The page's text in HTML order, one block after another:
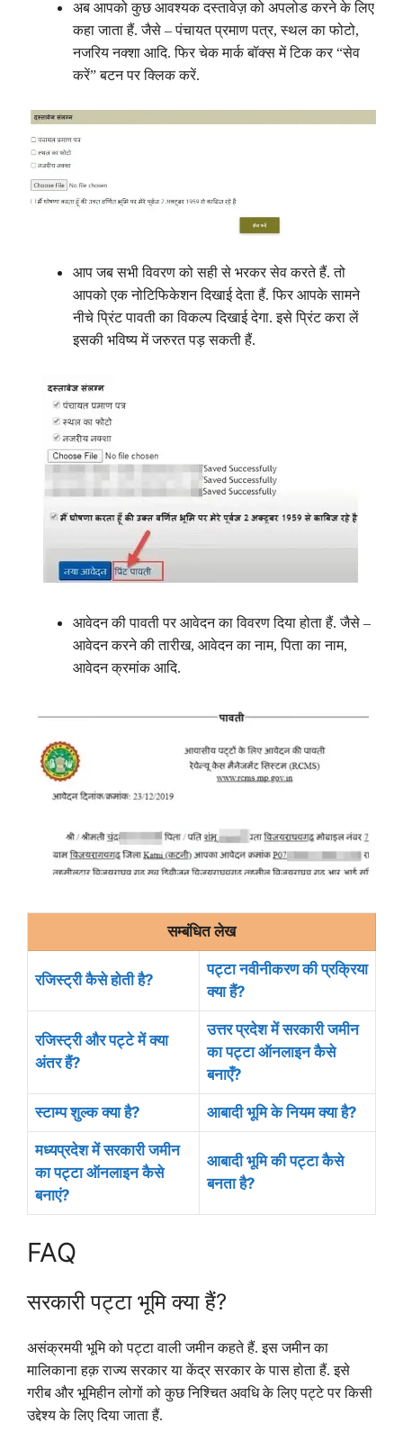
अब आपको कुछ आवश्यक दस्तावेज़ को अपलोड करने के लिए
कहा जाता हैं. जैसे – पंचायत प्रमाण पत्र, स्थल का फोटो,
नजरिय नक्शा आदि. फिर चेक मार्क बॉक्स में टिक कर “सेव
करें” बटन पर क्लिक करें.
आप जब सभी विवरण को सही से भरकर सेव करते हैं. तो
आपको एक नोटिफिकेशन दिखाई देता हैं. फिर आपके सामने
नीचे प्रिंट पावती का विकल्प दिखाई देगा. इसे प्रिंट करा लें
इसकी भविष्य में जरुरत पड़ सकती हैं.
आवेदन की पावती पर आवेदन का विवरण दिया होता हैं. जैसे –
आवेदन करने की तारीख, आवेदन का नाम, पिता का नाम,
आवेदन क्रमांक आदि.
सम्बंधित लेख
रजिस्ट्री कैसे होती है?
पट्टा नवीनीकरण की प्रक्रिया
क्या हैं?
रजिस्ट्री और पट्टे में क्या
अंतर हैं?
उत्तर प्रदेश में सरकारी जमीन
का पट्टा ऑनलाइन कैसे
बनाएँ?
स्टाम्प शुल्क क्या है? आबादी भूमि के नियम क्या है?
मध्यप्रदेश में सरकारी जमीन
का पट्टा ऑनलाइन कैसे
बनाएं?
आबादी भूमि की पट्टा कैसे
बनता है?
FAQ
सरकारी पट्टा भूमि क्या हैं?
असंक्रमयी भूमि को पट्टा वाली जमीन कहते हैं. इस जमीन का
मालिकाना हक़ राज्य सरकार या केंद्र सरकार के पास होता हैं. इसे
गरीब और भूमिहीन लोगों को कुछ निश्चित अवधि के लिए पट्टे पर किसी
उद्देश्य के लिए दिया जाता हैं.